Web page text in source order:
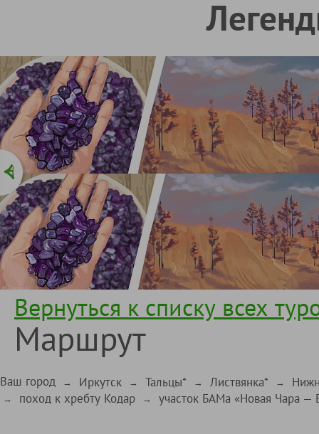
Вернуться к списку всех
Маршрут
Ваш город → Иркутск → Тальцы* → Листвянка* →
→ поход к хребту Кодар → участок БАМа «Новая Чара —